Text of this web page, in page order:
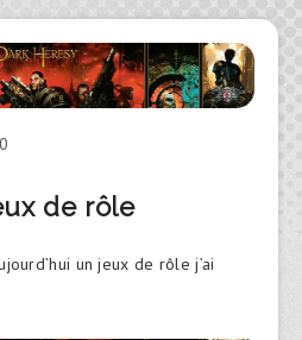
0
de rôle
un jeux de rôle j’ai